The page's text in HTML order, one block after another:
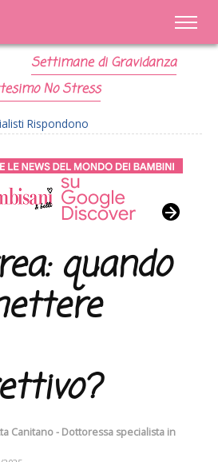
Settimane di Gravidanza
No Stress
Rispondono
quando
Canitano - Dottoressa specialista in